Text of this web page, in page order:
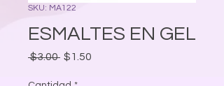
SKU: MA122
ESMALTES EN GEL
$3.00 Precio
$1.50